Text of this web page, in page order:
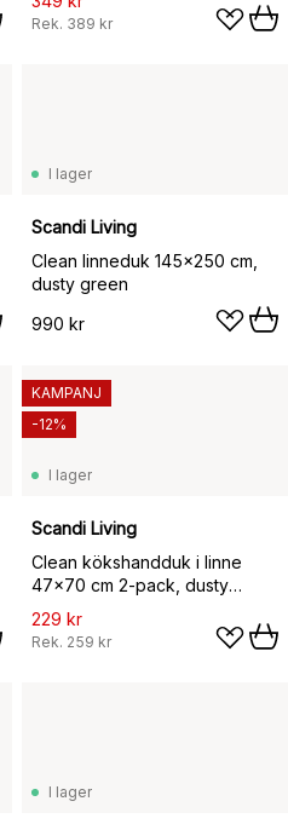
Rek. 389 kr
I lager
Scandi Living
Clean linneduk 145x250 cm,
dusty green
990 kr
I lager
Scandi Living
Clean kökshandduk i linne
47x70 cm 2-pack, dusty
green
229 kr
Rek. 259 kr
KAMPANJ
-12%
I lager